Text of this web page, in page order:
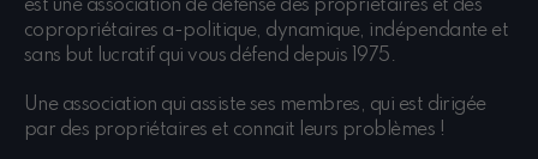
est une association de défense des propriétaires et des
copropriétaires a-politique, dynamique, indépendante et
sans but lucratif qui vous défend depuis 1975.
Une association qui assiste ses membres, qui est dirigée
par des propriétaires et connait leurs problèmes !